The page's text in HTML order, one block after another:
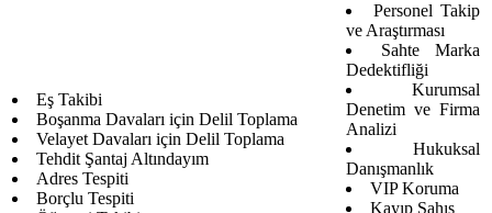
Eş Takibi
Boşanma Davaları için Delil Toplama
Velayet Davaları için Delil Toplama
Tehdit Şantaj Altındayım
Adres Tespiti
Borçlu Tespiti
Personel Takip
ve Araştırması
Sahte Marka
Dedektifliği
Kurumsal
Denetim ve Firma
Analizi
Hukuksal
Danışmanlık
VIP Koruma
Kayıp Şahıs